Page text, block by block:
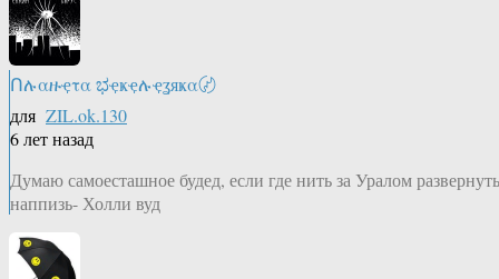
Ոሉαዙҿτα ಭҿҝҿሉҿʓяҝα〄
для ZIL.ok.130
6 лет назад
Думаю самоесташное будед, если где нить за Уралом развернуть
наппизь- Холли вуд